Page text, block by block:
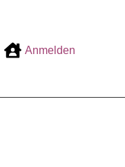
Anmelden